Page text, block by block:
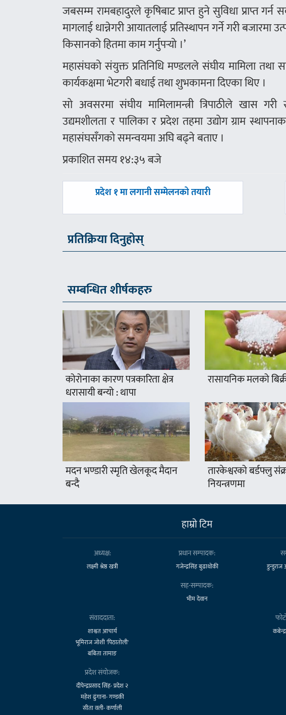
जबसम्म रामबहादुरले कृषिबाट प्राप्त हुने सुविधा प्राप्त
मागलाई धान्नेगरी आयातलाई प्रतिस्थापन गर्ने गरी
किसानको हितमा काम गर्नुपर्‍यो ।’
महासंघको संयुक्त प्रतिनिधि मण्डलले संघीय मामिला तथा
कार्यकक्षमा भेटगरी बधाई तथा शुभकामना दिएका थिए ।
सो अवसरमा संघीय मामिलामन्त्री त्रिपाठीले खास गरी
उद्यमशीलता र पालिका र प्रदेश तहमा उद्योग ग्राम
महासंघसँगको समन्वयमा अघि बढ्ने बताए ।
प्रकाशित समय १४:३५ बजे
पछिल्लाे
प्रदेश १ मा लगानी सम्मेलनको तयारी
प्रतिक्रिया दिनुहोस्
सम्बन्धित शीर्षकहरु
कोरोनाका कारण पत्रकारिता क्षेत्र
धरासायी बन्यो : थापा
रासायनिक मलको
मदन भण्डारी स्मृति खेलकूद मैदान
बन्दै
तारकेश्वरको बर्डफ्लु
नियन्त्रणमा
हाम्राे टिम
अध्यक्ष:
लक्ष्मी श्रेष्ठ खत्री
प्रधान सम्पादक:
गजेन्द्रसिंह बुढाथोकी डुन्डुराज
सह-सम्पादक:
भीम देवान
संवाददाता:
शाश्वत आचार्य
भूमिराज जोशी 'पिठातोली'
बबिता तामाङ
प्रदेश संयोजक:
दीपेन्द्रप्रसाद सिंह- प्रदेश २
महेश ढुंगाना- गण्डकी
सीता वली- कर्णाली